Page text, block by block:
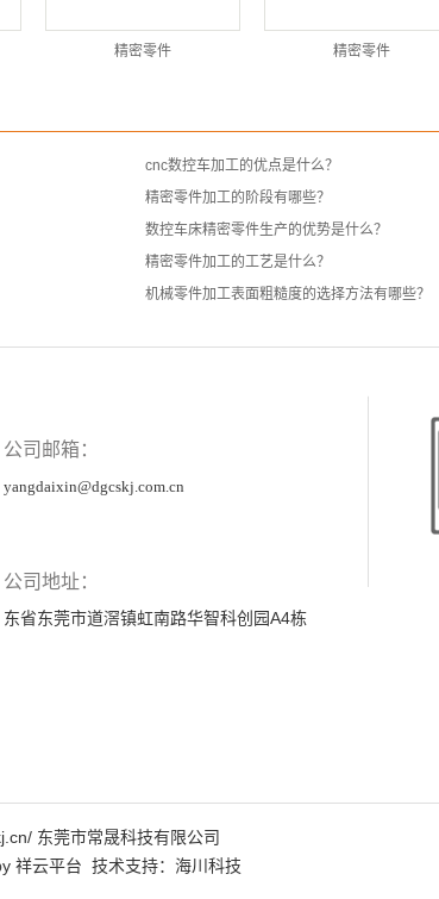
精密零件 精密零件
cnc数控车加工的优点是什么？
精密零件加工的阶段有哪些？
数控车床精密零件生产的优势是什么？
精密零件加工的工艺是什么？
机械零件加工表面粗糙度的选择方法有哪些？
公司邮箱：
yangdaixin@dgcskj.com.cn
公司地址：
东省东莞市道滘镇虹南路华智科创园A4栋
东莞市常晟科技有限公司
祥云平台 技术支持： 海川科技